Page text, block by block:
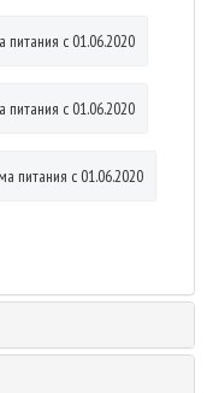
питания с 01.06.2020
питания с 01.06.2020
питания с 01.06.2020